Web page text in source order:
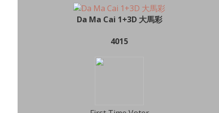
Da Ma Cai 1+3D 大馬彩
4015